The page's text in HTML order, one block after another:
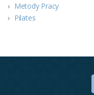
Metody Pracy
Pilates